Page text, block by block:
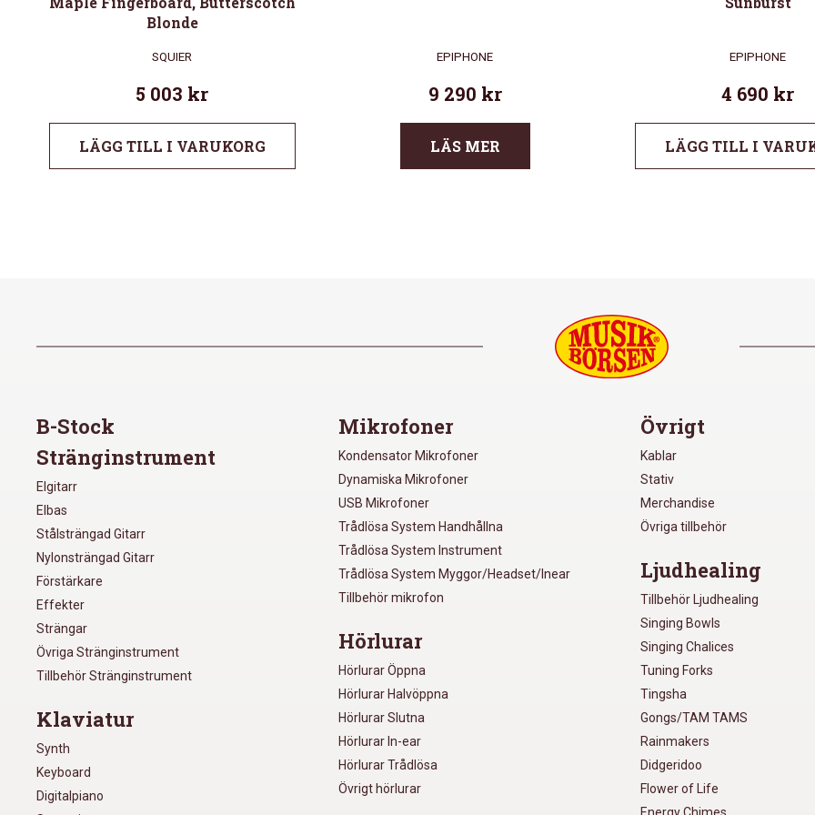
Blonde
SQUIER
5 003 kr
LÄGG TILL I VARUKORG
EPIPHONE
9 290 kr
LÄS MER
EPIPHONE
4 690 kr
LÄGG TILL I
B-Stock
Stränginstrument
Elgitarr
Elbas
Stålsträngad Gitarr
Nylonsträngad Gitarr
Förstärkare
Effekter
Strängar
Övriga Stränginstrument
Tillbehör Stränginstrument
Klaviatur
Synth
Keyboard
Digitalpiano
Mikrofoner
Kondensator Mikrofoner
Dynamiska Mikrofoner
USB Mikrofoner
Trådlösa System Handhållna
Trådlösa System Instrument
Trådlösa System Myggor/Headset/Inear
Tillbehör mikrofon
Hörlurar
Hörlurar Öppna
Hörlurar Halvöppna
Hörlurar Slutna
Hörlurar In-ear
Hörlurar Trådlösa
Övrigt hörlurar
Övrigt
Kablar
Stativ
Merchandise
Övriga tillbehör
Ljudhealing
Tillbehör Ljudhealing
Singing Bowls
Singing Chalices
Tuning Forks
Tingsha
Gongs/TAM TAMS
Rainmakers
Didgeridoo
Flower of Life
Energy Chimes